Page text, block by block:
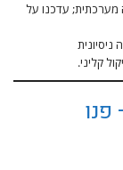
מערכתית; עדכנו על
קליני.